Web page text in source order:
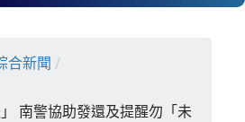
合新聞 /
南警協助發還及提醒勿「未